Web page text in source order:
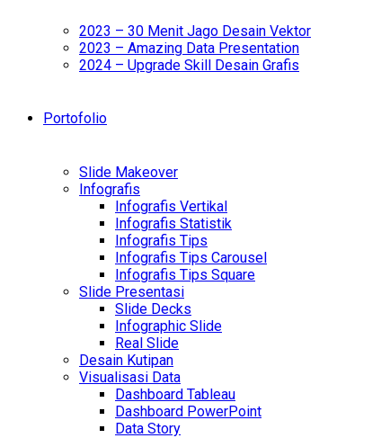
2023 – 30 Menit Jago Desain Vektor
2023 – Amazing Data Presentation
2024 – Upgrade Skill Desain Grafis
Portofolio
Slide Makeover
Infografis
Infografis Vertikal
Infografis Statistik
Infografis Tips
Infografis Tips Carousel
Infografis Tips Square
Slide Presentasi
Slide Decks
Infographic Slide
Real Slide
Desain Kutipan
Visualisasi Data
Dashboard Tableau
Dashboard PowerPoint
Data Story